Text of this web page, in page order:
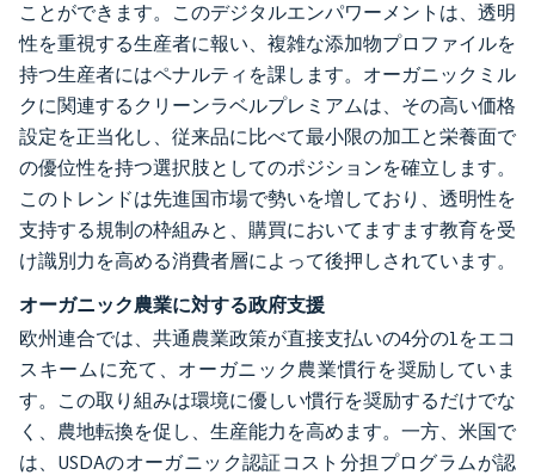
ことができます。このデジタルエンパワーメントは、透明
性を重視する生産者に報い、複雑な添加物プロファイルを
持つ生産者にはペナルティを課します。オーガニックミル
クに関連するクリーンラベルプレミアムは、その高い価格
設定を正当化し、従来品に比べて最小限の加工と栄養面で
の優位性を持つ選択肢としてのポジションを確立します。
このトレンドは先進国市場で勢いを増しており、透明性を
支持する規制の枠組みと、購買においてますます教育を受
け識別力を高める消費者層によって後押しされています。
オーガニック農業に対する政府支援
欧州連合では、共通農業政策が直接支払いの4分の1をエコ
スキームに充て、オーガニック農業慣行を奨励していま
す。この取り組みは環境に優しい慣行を奨励するだけでな
く、農地転換を促し、生産能力を高めます。一方、米国で
は、USDAのオーガニック認証コスト分担プログラムが認